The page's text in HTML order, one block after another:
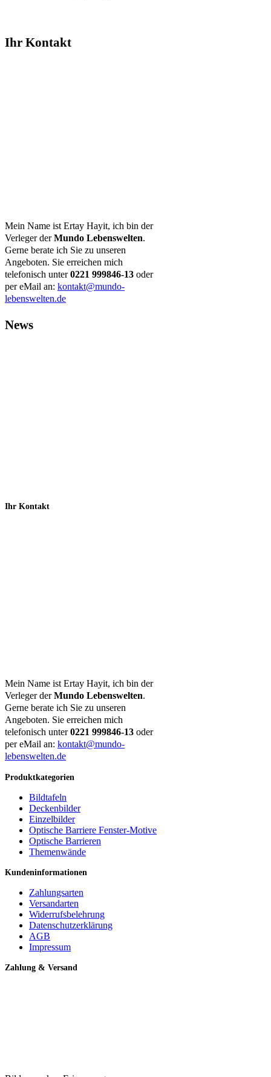
Ihr Kontakt
Mein Name ist Ertay Hayit, ich bin der
Verleger derMundo Lebenswelten.
Gerne berate ich Sie zu unseren
Angeboten. Sie erreichen mich
telefonisch unter0221 999846-13 oder
per eMail an: kontakt@mundo-
lebenswelten.de
News
Ihr Kontakt
Mein Name ist Ertay Hayit, ich bin der
Verleger derMundo Lebenswelten.
Gerne berate ich Sie zu unseren
Angeboten. Sie erreichen mich
telefonisch unter0221 999846-13 oder
per eMail an: kontakt@mundo-
lebenswelten.de
Produktkategorien
Bildtafeln
Deckenbilder
Einzelbilder
Optische Barriere Fenster-Motive
Optische Barrieren
Themenwände
Kundeninformationen
Zahlungsarten
Versandarten
Widerrufsbelehrung
Datenschutzerklärung
AGB
Impressum
Zahlung & Versand